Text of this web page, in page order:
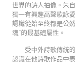
世界的詩人抽像。朱
獨一有興趣高聲歌詠
認識從始至終都是公
魂”的最基礎屬性。
受中外詩歌傳統
認識在他詩歌作品中